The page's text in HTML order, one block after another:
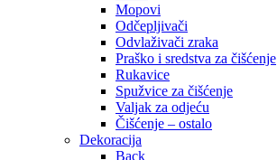
Mopovi
Odčepljivači
Odvlaživači zraka
Praško i sredstva za čišćenje
Rukavice
Spužvice za čišćenje
Valjak za odjeću
Čišćenje – ostalo
Dekoracija
Back